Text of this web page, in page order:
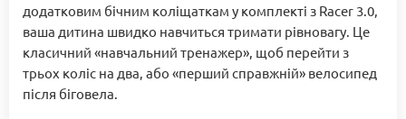
додатковим бічним коліщаткам у комплекті з Racer 3.0,
ваша дитина швидко навчиться тримати рівновагу. Це
класичний «навчальний тренажер», щоб перейти з
трьох коліс на два, або «перший справжній» велосипед
після біговела.